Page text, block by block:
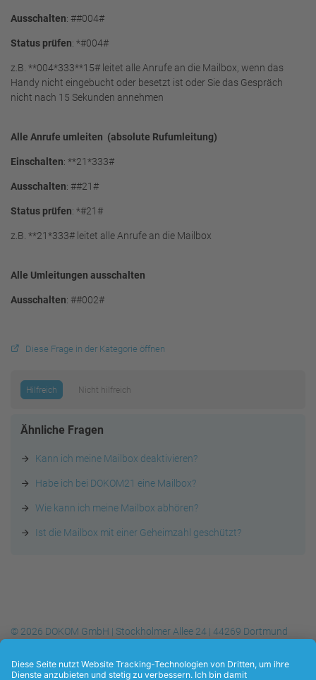
Ausschalten: ##004#
Status prüfen: *#004#
z.B. **004*333**15# leitet alle Anrufe an die Mailbox, wenn das
Handy nicht eingebucht oder besetzt ist oder Sie das Gespräch
nicht nach 15 Sekunden annehmen
Alle Anrufe umleiten (absolute Rufumleitung)
Einschalten: **21*333#
Ausschalten: ##21#
Status prüfen: *#21#
z.B. **21*333# leitet alle Anrufe an die Mailbox
Alle Umleitungen ausschalten
Ausschalten: ##002#
Diese Frage in der Kategorie öffnen
Hilfreich Nicht hilfreich
Ähnliche Fragen
Kann ich meine Mailbox deaktivieren?
Habe ich bei DOKOM21 eine Mailbox?
Wie kann ich meine Mailbox abhören?
Ist die Mailbox mit einer Geheimzahl geschützt?
© 2026 DOKOM GmbH | Stockholmer Allee 24 | 44269 Dortmund